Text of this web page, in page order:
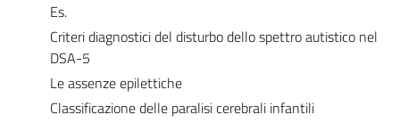
Es.
Criteri diagnostici del disturbo dello spettro autistico nel
DSA-5
Le assenze epilettiche
Classificazione delle paralisi cerebrali infantili